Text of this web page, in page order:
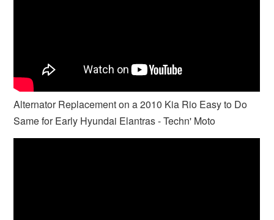
Alternator Replacement on a 2010 Kia Rio Easy to Do
Same for Early Hyundai Elantras - Techn' Moto